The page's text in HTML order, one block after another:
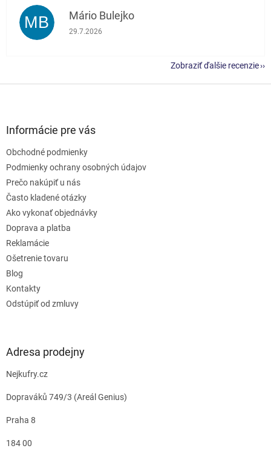
MB Mário Bulejko
Hodnotenie obchodu je 5 z 5 hviezdičiek.
29.7.2026
Zobraziť ďalšie recenzie
Informácie pre vás
Obchodné podmienky
Podmienky ochrany osobných údajov
Prečo nakúpiť u nás
Často kladené otázky
Ako vykonať objednávky
Doprava a platba
Reklamácie
Ošetrenie tovaru
Blog
Kontakty
Odstúpiť od zmluvy
Adresa prodejny
Nejkufry.cz
Dopraváků 749/3 (Areál Genius)
Praha 8
184 00